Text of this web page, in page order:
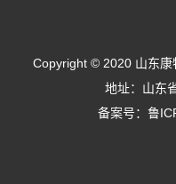
Copyright © 2020 山东康
地址：山东
备案号： 鲁